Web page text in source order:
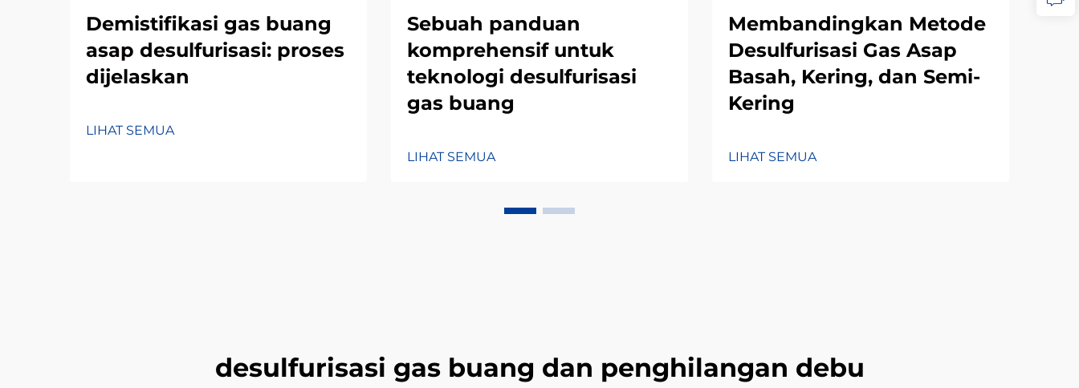
Demistifikasi gas buang
asap desulfurisasi: proses
dijelaskan
LIHAT SEMUA
Sebuah panduan
komprehensif untuk
teknologi desulfurisasi
gas buang
LIHAT SEMUA
Membandingkan Metode
Desulfurisasi Gas Asap
Basah, Kering, dan Semi-
Kering
LIHAT SEMUA
desulfurisasi gas buang dan penghilangan debu